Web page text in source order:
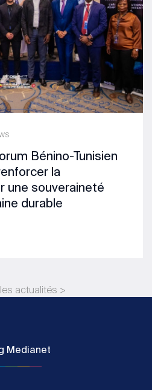
Bénino-Tunisien
la
une souveraineté
durable
actualités >
Medianet